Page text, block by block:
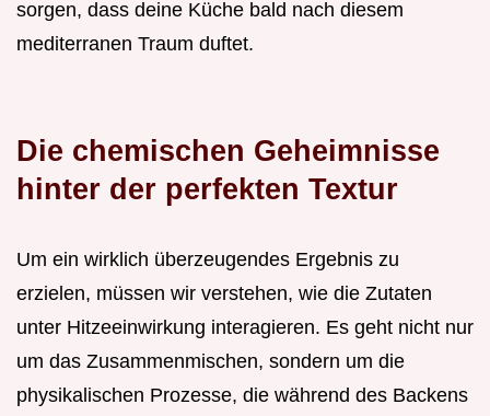
sorgen, dass deine Küche bald nach diesem
mediterranen Traum duftet.
Die chemischen Geheimnisse
hinter der perfekten Textur
Um ein wirklich überzeugendes Ergebnis zu
erzielen, müssen wir verstehen, wie die Zutaten
unter Hitzeeinwirkung interagieren. Es geht nicht nur
um das Zusammenmischen, sondern um die
physikalischen Prozesse, die während des Backens